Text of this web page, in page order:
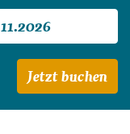
Jetzt buchen